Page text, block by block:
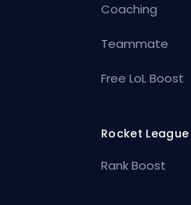
Coaching
Teammate
Free LoL Boost
Rocket League
Rank Boost